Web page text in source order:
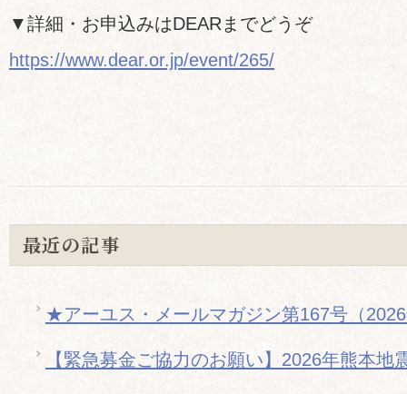
▼詳細・お申込みはDEARまでどうぞ
https://www.dear.or.jp/event/265/
最近の記事
★アーユス・メールマガジン第167号（
【緊急募金ご協力のお願い】2026年熊本地